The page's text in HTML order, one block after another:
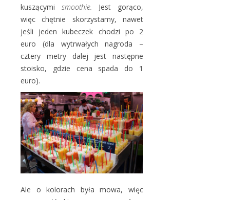
kuszącymi smoothie. Jest gorąco,
więc chętnie skorzystamy, nawet
jeśli jeden kubeczek chodzi po 2
euro (dla wytrwałych nagroda –
cztery metry dalej jest następne
stoisko, gdzie cena spada do 1
euro).
Ale o kolorach była mowa, więc